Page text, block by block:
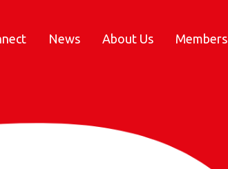
News About Us Members